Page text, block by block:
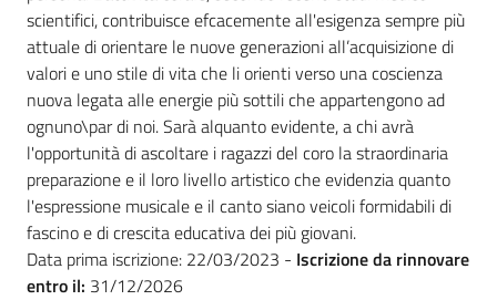
scientifici, contribuisce efcacemente all'esigenza sempre più
attuale di orientare le nuove generazioni all’acquisizione di
valori e uno stile di vita che li orienti verso una coscienza
nuova legata alle energie più sottili che appartengono ad
ognuno\par di noi. Sarà alquanto evidente, a chi avrà
l'opportunità di ascoltare i ragazzi del coro la straordinaria
preparazione e il loro livello artistico che evidenzia quanto
l'espressione musicale e il canto siano veicoli formidabili di
fascino e di crescita educativa dei più giovani.
Data prima iscrizione: 22/03/2023 - Iscrizione da rinnovare
entro il: 31/12/2026